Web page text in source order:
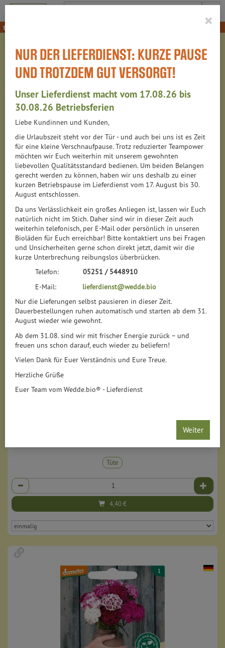
Produkt
×
NUR DER LIEFERDIENST: KURZE PAUSE
UND TROTZDEM GUT VERSORGT!
Unser Lieferdienst macht vom 17.08.26 bis
30.08.26 Betriebsferien
Liebe Kundinnen und Kunden,
die Urlaubszeit steht vor der Tür - und auch bei uns ist es Zeit
für eine kleine Verschnaufpause. Trotz reduzierter Teampower
möchten wir Euch weiterhin mit unserem gewohnten
liebevollen Qualitätsstandard bedienen. Um beiden Belangen
gerecht werden zu können, haben wir uns deshalb zu einer
kurzen Betriebspause im Lieferdienst vom 17. August bis 30.
August entschlossen.
Da uns Verlässlichkeit ein großes Anliegen ist, lassen wir Euch
natürlich nicht im Stich. Daher sind wir in dieser Zeit auch
weiterhin telefonisch, per E-Mail oder persönlich in unseren
Bioläden für Euch erreichbar! Bitte kontaktiert uns bei Fragen
und Unsicherheiten gerne schon direkt jetzt, damit wir die
kurze Unterbrechung reibungslos überbrücken.
Telefon: 05251 / 5448910
E-Mail: lieferdienst@wedde.bio
Nur die Lieferungen selbst pausieren in dieser Zeit.
Dauerbestellungen ruhen automatisch und starten ab dem 31.
August wieder wie gewohnt.
Ab dem 31.08. sind wir mit frischer Energie zurück – und
freuen uns schon darauf, euch wieder zu beliefern!
Vielen Dank für Euer Verständnis und Eure Treue.
Herzliche Grüße
Euer Team vom Wedde.bio® - Lieferdienst
Weiter
SAATGUT, SAMEN & CO.
88 VON 6313
12
Hersteller Ernährung Allergene
Tüte
Anzahl
4,40€